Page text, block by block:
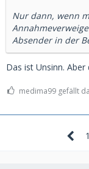
Nur dann, wenn
Absender in der
Das ist Unsinn.
medima99 gefällt
1